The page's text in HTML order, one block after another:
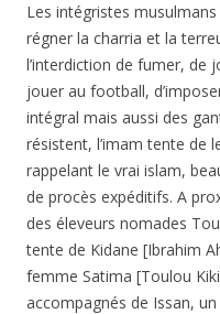
Les intégristes
régner la charria et la
l’interdiction de fumer, de
jouer au football,
intégral mais aussi des
résistent, l’imam tente de
rappelant le vrai islam,
de procès expéditifs. A
des éleveurs nomades
tente de Kidane [Ibrahim
femme Satima [Toulou
accompagnés de Issan,